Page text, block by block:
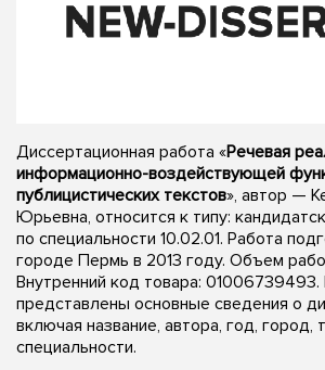
Диссертационная работа «Речевая
информационно-воздействующей
публицистических текстов», автор —
Юрьевна, относится к типу:
по специальности 10.02.01. Работа
городе Пермь в 2013 году. Объем
Внутренний код товара: 01006739493.
представлены основные сведения о
включая название, автора, год,
специальности.